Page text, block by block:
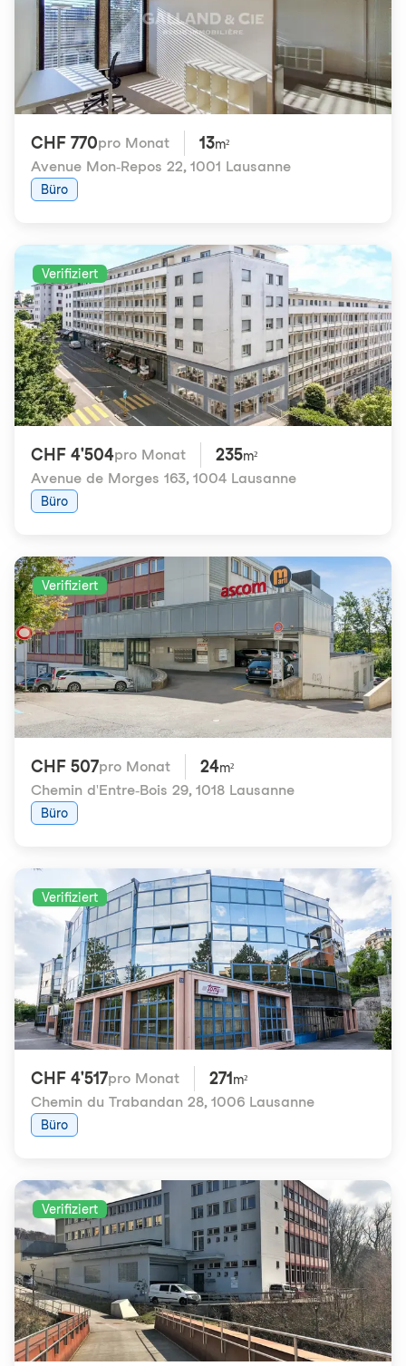
CHF 770pro Monat 13m²
Avenue Mon-Repos 22, 1001 Lausanne
Büro
Verifiziert
CHF 4'504pro Monat 235m²
Avenue de Morges 163, 1004 Lausanne
Büro
Verifiziert
CHF 507pro Monat 24m²
Chemin d'Entre-Bois 29, 1018 Lausanne
Büro
Verifiziert
CHF 4'517pro Monat 271 m²
Chemin du Trabandan 28, 1006 Lausanne
Büro
Verifiziert